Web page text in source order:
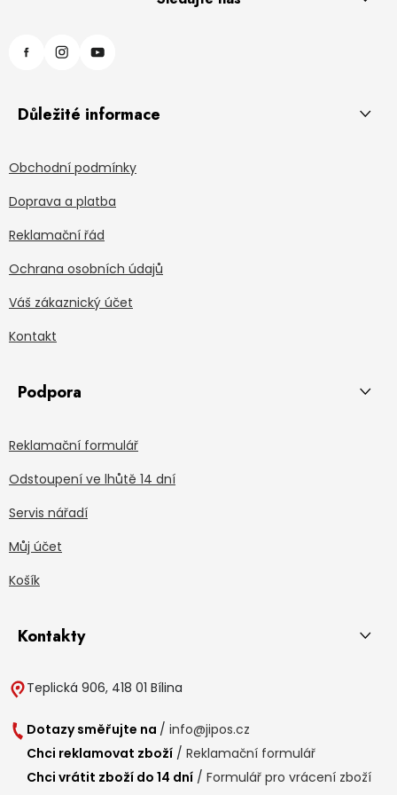
Důležité informace
Obchodní podmínky
Doprava a platba
Reklamační řád
Ochrana osobních údajů
Váš zákaznický účet
Kontakt
Podpora
Reklamační formulář
Odstoupení ve lhůtě 14 dní
Servis nářadí
Můj účet
Košík
Kontakty
Teplická 906, 418 01 Bílina
Dotazy směřujte na / info@jipos.cz
Chci reklamovat zboží / Reklamační formulář
Chci vrátit zboží do 14 dní / Formulář pro vrácení zboží